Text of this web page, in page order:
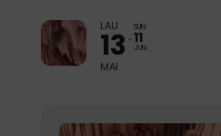
LAU
13
MAI
SUN
11
JUN